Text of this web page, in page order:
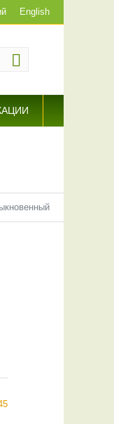
English